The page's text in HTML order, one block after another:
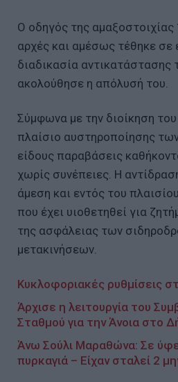
Ο οδηγός της αμαξοστοιχίας
αρχές και αμέσως τέθηκε σε
διαδικασία αντικατάστασης
ακολούθησε η απόλυσή του.
Σύμφωνα με την διοίκηση
πλαίσιο αυστηροποίησης
είδους παραβάσεις
χωρίς συνέπειες. Η
άμεση και εντός του
που έχει υιοθετηθεί για
της ασφάλειας των
μετακινήσεων.
Κυκλοφοριακές ρυθμίσεις
Άρχισε η λειτουργία του
Σταθμού για την Άνοια στο
Άνω Σούλι Μαραθώνα: Σε
πυρκαγιά – Είχαν σταλεί 2